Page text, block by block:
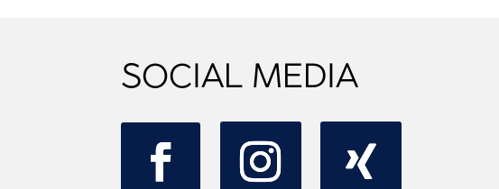
SOCIAL MEDIA